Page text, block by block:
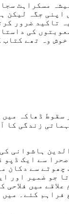
مسکراہٹ
اپنی جگہ لیکن
تاکید ضرور
کی
وہ تھے
سقوط ڈھاکہ
ہاشوانی
سے ایک
چھوٹے سے دکان
جو ضمیر اور
علاقے میں
کئے۔